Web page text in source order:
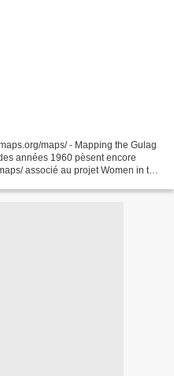
maps/ - Mapping the Gulag
années 1960 pèsent encore
associé au projet Women in the